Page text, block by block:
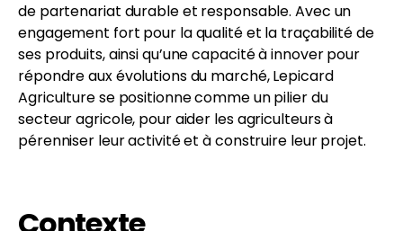
de partenariat durable et responsable. Avec un
engagement fort pour la qualité et la traçabilité de
ses produits, ainsi qu’une capacité à innover pour
répondre aux évolutions du marché, Lepicard
Agriculture se positionne comme un pilier du
secteur agricole, pour aider les agriculteurs à
pérenniser leur activité et à construire leur projet.